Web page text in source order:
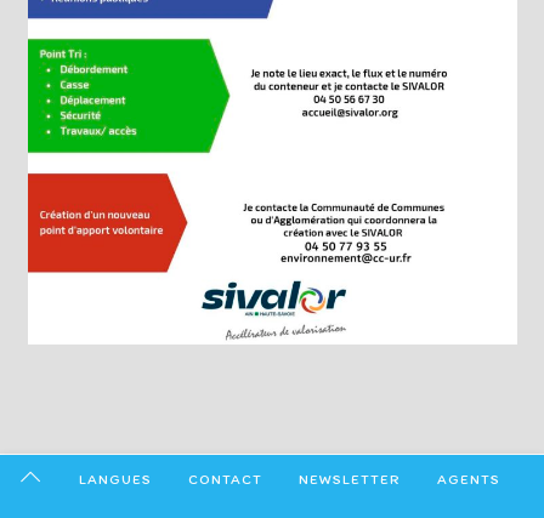
LANGUES CONTACT NEWSLETTER AGENTS